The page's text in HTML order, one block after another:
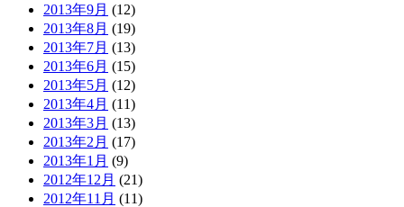
2013年9月 (12)
2013年8月 (19)
2013年7月 (13)
2013年6月 (15)
2013年5月 (12)
2013年4月 (11)
2013年3月 (13)
2013年2月 (17)
2013年1月 (9)
2012年12月 (21)
2012年11月 (11)